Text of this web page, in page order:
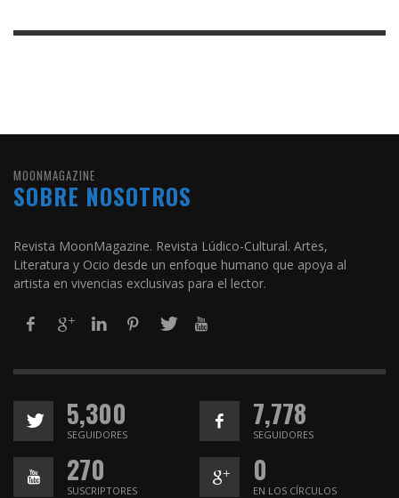
MOONMAGAZINE
SOBRE NOSOTROS
Revista MoonMagazine. Revista Lúdico-Cultural. Artes,
Literatura y Ocio desde un enfoque humano que apoya al
artista en vivencias exclusivas para el lector.
5,300
SEGUIDORES
7,778
SEGUIDORES
270
SUSCRIPTORES
0
EN LOS CÍRCULOS